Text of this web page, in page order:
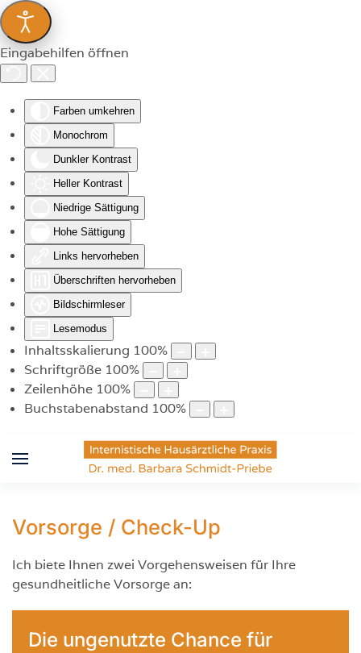
Eingabehilfen öffnen
Farben umkehren
Monochrom
Dunkler Kontrast
Heller Kontrast
Niedrige Sättigung
Hohe Sättigung
Links hervorheben
Überschriften hervorheben
Bildschirmleser
Lesemodus
Inhaltsskalierung 100%
Schriftgröße 100%
Zeilenhöhe 100%
Buchstabenabstand 100%
Zum Hauptinhalt springen
Vorsorge / Check-Up
Ich biete Ihnen zwei Vorgehensweisen für Ihre
gesundheitliche Vorsorge an:
Die ungenutzte Chance für